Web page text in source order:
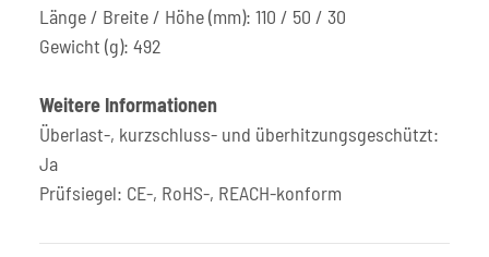
Länge / Breite / Höhe (mm): 110 / 50 / 30
Gewicht (g): 492
Weitere Informationen
Überlast-, kurzschluss- und überhitzungsgeschützt:
Ja
Prüfsiegel: CE-, RoHS-, REACH-konform